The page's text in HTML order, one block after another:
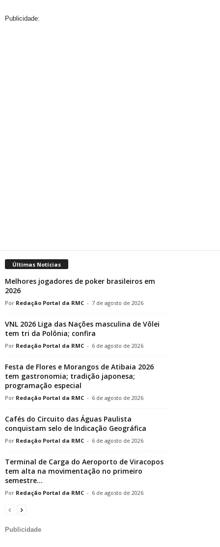
Publicidade:
Últimas Notícias
Melhores jogadores de poker brasileiros em
2026
Redação Portal da RMC - 7 de agosto de 2026
VNL 2026 Liga das Nações masculina de Vôlei
tem tri da Polônia; confira
Redação Portal da RMC - 6 de agosto de 2026
Festa de Flores e Morangos de Atibaia 2026
tem gastronomia; tradição japonesa;
programação especial
Redação Portal da RMC - 6 de agosto de 2026
Cafés do Circuito das Águas Paulista
conquistam selo de Indicação Geográfica
Redação Portal da RMC - 6 de agosto de 2026
Terminal de Carga do Aeroporto de Viracopos
tem alta na movimentação no primeiro
semestre...
Redação Portal da RMC - 6 de agosto de 2026
Publicidade